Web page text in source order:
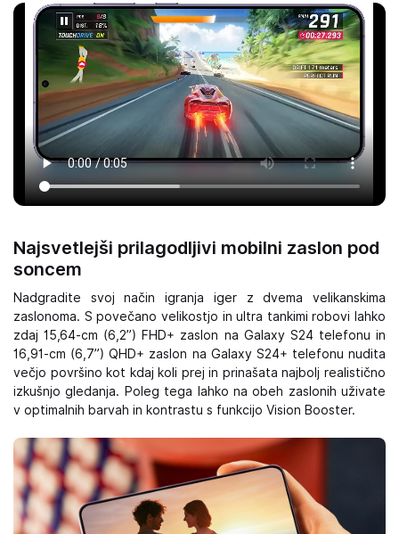
Najsvetlejši prilagodljivi mobilni zaslon pod
soncem
Nadgradite svoj način igranja iger z dvema velikanskima
zaslonoma. S povečano velikostjo in ultra tankimi robovi lahko
zdaj 15,64-cm (6,2”) FHD+ zaslon na Galaxy S24 telefonu in
16,91-cm (6,7”) QHD+ zaslon na Galaxy S24+ telefonu nudita
večjo površino kot kdaj koli prej in prinašata najbolj realistično
izkušnjo gledanja. Poleg tega lahko na obeh zaslonih uživate
v optimalnih barvah in kontrastu s funkcijo Vision Booster.